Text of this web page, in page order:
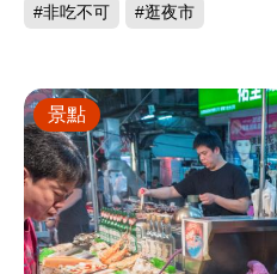
#非吃不可 #逛夜市
景點